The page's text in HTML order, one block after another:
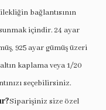
bağlantısının
içindir. 24 ayar
925 ayar gümüş üzeri
kaplama veya 1/20
seçebilirsiniz.
Siparişiniz size özel